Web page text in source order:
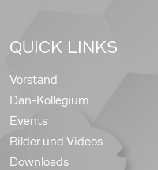
QUICK LINKS
Vorstand
Dan-Kollegium
Events
Bilder und Videos
Downloads